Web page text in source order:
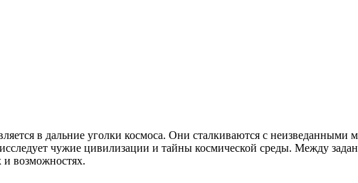
в дальние уголки космоса. Они сталкиваются с
чужие цивилизации и тайны космической среды. Между
и возможностях.